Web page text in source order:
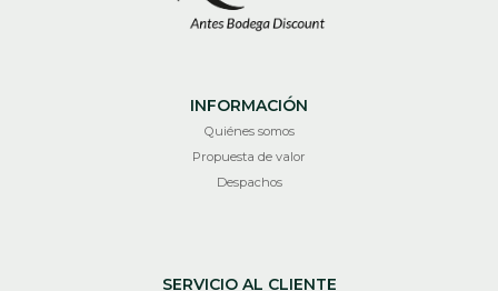
INFORMACIÓN
Quiénes somos
Propuesta de valor
Despachos
SERVICIO AL CLIENTE